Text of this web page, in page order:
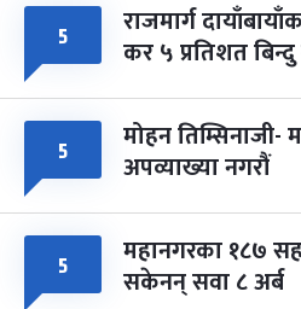
५ राजमार्ग
कर ५ प्रतिशत
५ मोहन तिम्सिनाजी-
अपव्याख्या नगरौं
५ महानगरका १८७
सकेनन् सवा ८ अर्ब